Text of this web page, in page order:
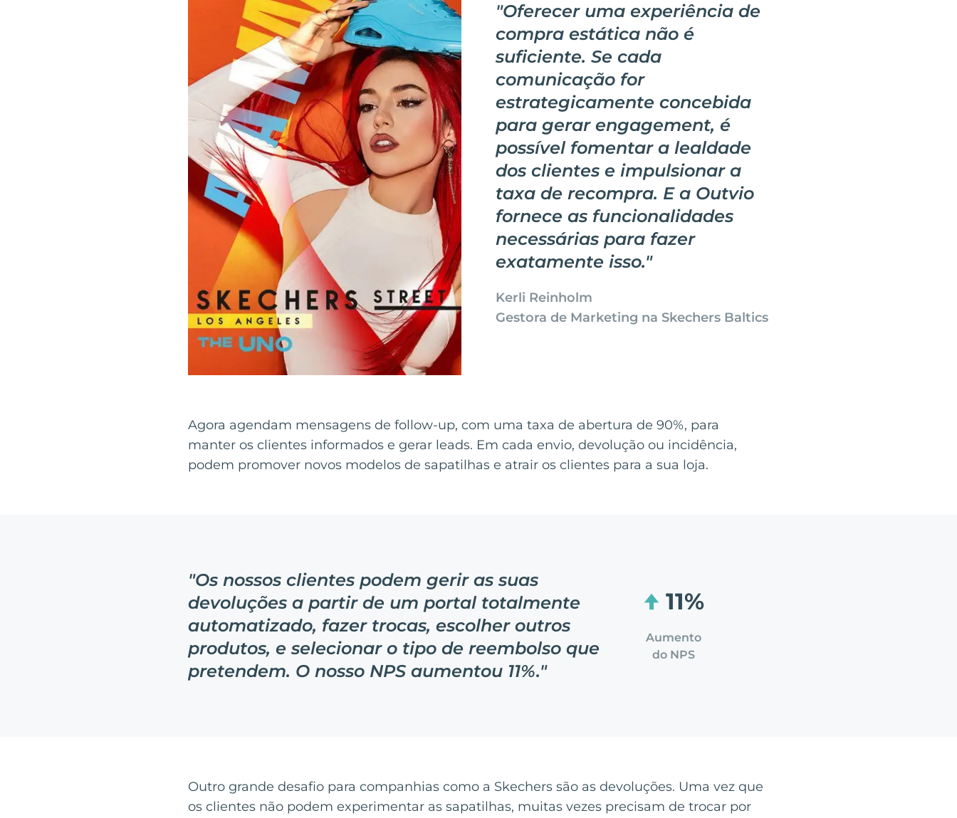
"Oferecer uma experiência de
compra estática não é
suficiente. Se cada
comunicação for
estrategicamente concebida
para gerar engagement, é
possível fomentar a lealdade
dos clientes e impulsionar a
taxa de recompra. E a Outvio
fornece as funcionalidades
necessárias para fazer
exatamente isso."
Kerli Reinholm
Gestora de Marketing na Skechers Baltics
Agora agendam mensagens de follow-up, com uma taxa de abertura de 90%, para
manter os clientes informados e gerar leads. Em cada envio, devolução ou incidência,
podem promover novos modelos de sapatilhas e atrair os clientes para a sua loja.
"Os nossos clientes podem gerir as suas
devoluções a partir de um portal totalmente
automatizado, fazer trocas, escolher outros
produtos, e selecionar o tipo de reembolso que
pretendem. O nosso NPS aumentou 11%."
11%
Aumento
do NPS
Outro grande desafio para companhias como a Skechers são as devoluções. Uma vez que
os clientes não podem experimentar as sapatilhas, muitas vezes precisam de trocar por